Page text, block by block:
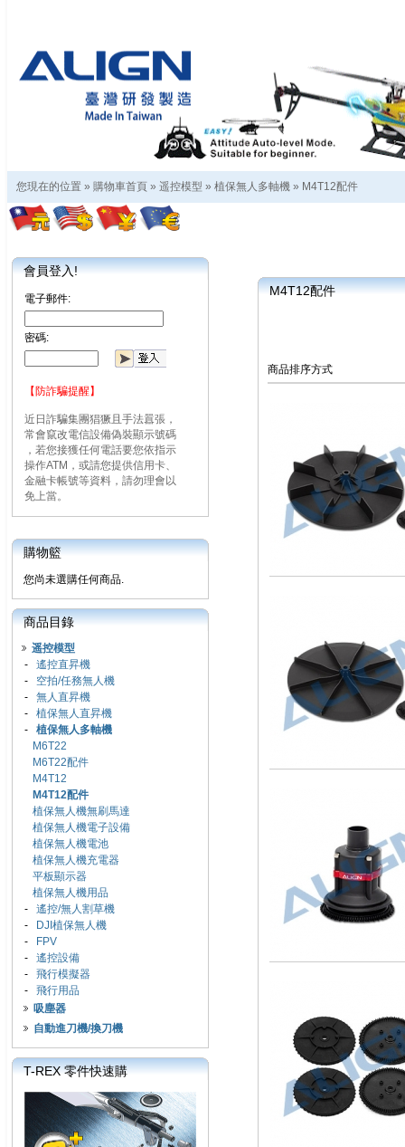
您現在的位置 » 購物車首頁 » 遥控模型 » 植保無人多軸機 » M4T12配件
會員登入!
電子郵件:
密碼:
【防詐騙提醒】
近日詐騙集團猖獗且手法囂張，
常會竄改電信設備偽裝顯示號碼
，若您接獲任何電話要您依指示
操作ATM，或請您提供信用卡、
金融卡帳號等資料，請勿理會以
免上當。
購物籃
您尚未選購任何商品.
商品目錄
遥控模型
- 遙控直昇機
- 空拍/任務無人機
- 無人直昇機
- 植保無人直昇機
- 植保無人多軸機
M6T22
M6T22配件
M4T12
M4T12配件
植保無人機無刷馬達
植保無人機電子設備
植保無人機電池
植保無人機充電器
平板顯示器
植保無人機用品
- 遙控/無人割草機
-
DJI植保無人機
-
FPV
- 遙控設備
- 飛行模擬器
- 飛行用品
吸塵器
自動進刀機/換刀機
T-REX 零件快速購
M4T12配件
商品排序方式